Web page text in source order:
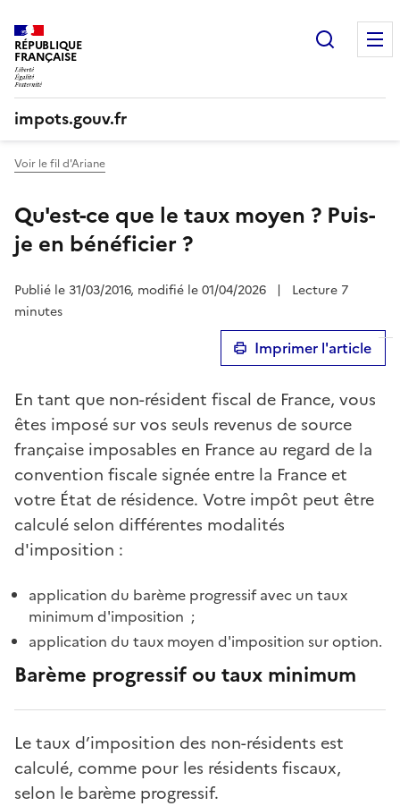
RÉPUBLIQUE
FRANÇAISE
impots.gouv.fr
Voir le fil d'Ariane
Qu'est-ce que le taux moyen ? Puis-
je en bénéficier ?
Publié le 31/03/2016, modifié le 01/04/2026 |
Lecture 7
minutes
Imprimer l'article
En tant que non-résident fiscal de France, vous
êtes imposé sur vos seuls revenus de source
française imposables en France au regard de la
convention fiscale signée entre la France et
votre État de résidence. Votre impôt peut être
calculé selon différentes modalités
d'imposition :
application du barème progressif avec un taux
minimum d'imposition ;
application du taux moyen d'imposition sur option.
Barème progressif ou taux minimum
Le taux d’imposition des non-résidents est
calculé, comme pour les résidents fiscaux,
selon le barème progressif.